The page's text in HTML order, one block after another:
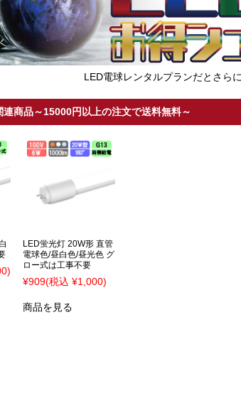
LED電球レンタルプランだとさら
連商品～15000円以上の注文で送料無料～
LED蛍光灯 20W形 直管
電球色/昼白色/昼光色 グ
ロー式は工事不要
¥909(税込 ¥1,000)
商品を見る